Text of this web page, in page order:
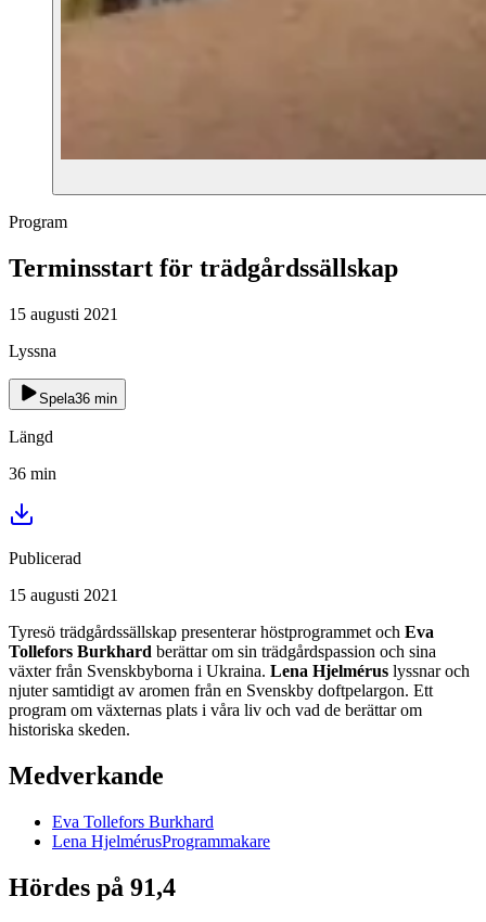
Program
Terminsstart för trädgårdssällskap
15 augusti 2021
Lyssna
Spela36 min
Längd
36 min
Publicerad
15 augusti 2021
Tyresö trädgårdssällskap presenterar höstprogrammet och Eva
Tollefors Burkhard berättar om sin trädgårdspassion och sina
växter från Svenskbyborna i Ukraina. Lena Hjelmérus lyssnar och
njuter samtidigt av aromen från en Svenskby doftpelargon. Ett
program om växternas plats i våra liv och vad de berättar om
historiska skeden.
Medverkande
Eva Tollefors Burkhard
Lena HjelmérusProgrammakare
Hördes på 91,4